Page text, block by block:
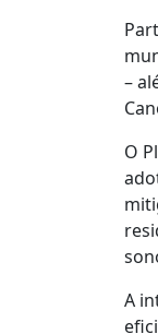
–
O
A